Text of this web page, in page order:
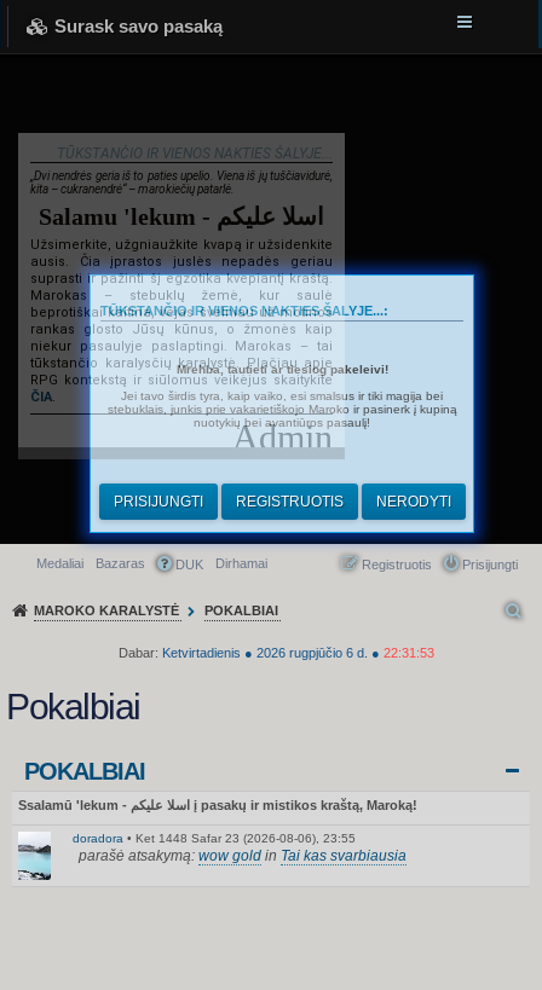
Surask savo pasaką
TŪKSTANČIO IR VIENOS NAKTIES ŠALYJE...
„Dvi nendrės geria iš to paties upelio. Viena iš jų tuščiavidurė,
kita – cukranendrė“ – marokiečių patarlė.
Salamu 'lekum - اسلا عليكم
Užsimerkite, užgniaužkite kvapą ir užsidenkite
ausis. Čia įprastos juslės nepadės geriau
suprasti ir pažinti šį egzotika kvepiantį kraštą.
Marokas – stebuklų žemė, kur saulė
beprotiškai kaitina, vėjas švelniau už motinos
rankas glosto Jūsų kūnus, o žmonės kaip
niekur pasaulyje paslaptingi. Marokas – tai
tūkstančio karalysčių karalystė. Plačiau apie
RPG kontekstą ir siūlomus veikėjus skaitykite
ČIA.
Admin
Greitasis meniu
Medaliai Bazaras DUK Dirhamai Prisijungti
Registruotis
MAROKO KARALYSTĖ POKALBIAI
Dabar: Ketvirtadienis ● 2026 rugpjūčio 6 d. ● 22:31:53
TŪKSTANČIO IR VIENOS NAKTIES ŠALYJE...:
Mrehba, tautieti ar tiesiog pakeleivi!
Jei tavo širdis tyra, kaip vaiko, esi smalsus ir tiki magija bei
stebuklais, junkis prie vakarietiškojo Maroko ir pasinerk į kupiną
nuotykių bei avantiūros pasaulį!
PRISIJUNGTI REGISTRUOTIS NERODYTI
Pokalbiai
POKALBIAI
Ssalamū 'lekum - اسلا عليكم į pasakų ir mistikos kraštą, Maroką!
doradora • Ket 1448 Safar 23 (2026-08-06), 23:55
parašė atsakymą: wow gold in Tai kas svarbiausia